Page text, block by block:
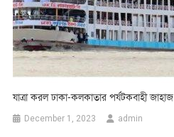
যাত্রা করল ঢাকা-কলকাতার পর্যটকবাহী জাহাজ
December 1, 2023 admin